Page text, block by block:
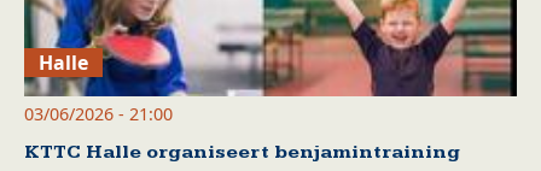
Halle
03/06/2026 - 21:00
KTTC Halle organiseert benjamintraining